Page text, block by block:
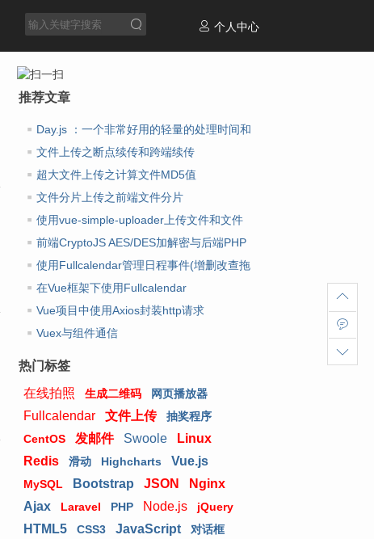
个人中心
推荐文章
Day.js ：一个非常好用的轻量的处理时间和
日期库
文件上传之断点续传和跨端续传
超大文件上传之计算文件MD5值
文件分片上传之前端文件分片
使用vue-simple-uploader上传文件和文件
夹 前端CryptoJS AES/DES加解密与后端PHP
AES/DES加解密
使用Fullcalendar管理日程事件(增删改查拖
放)在Vue框架下使用Fullcalendar
Vue项目中使用Axios封装http请求
Vuex与组件通信
热门标签
在线拍照
生成二维码 网页播放器
Fullcalendar 文件上传
抽奖程序
CentOS
发邮件 Swoole
Linux
Redis
滑动 Highcharts Vue.js
MySQL Bootstrap JSON
Nginx
Ajax
Laravel PHP Node.js jQuery
HTML5 CSS3 JavaScript
对话框